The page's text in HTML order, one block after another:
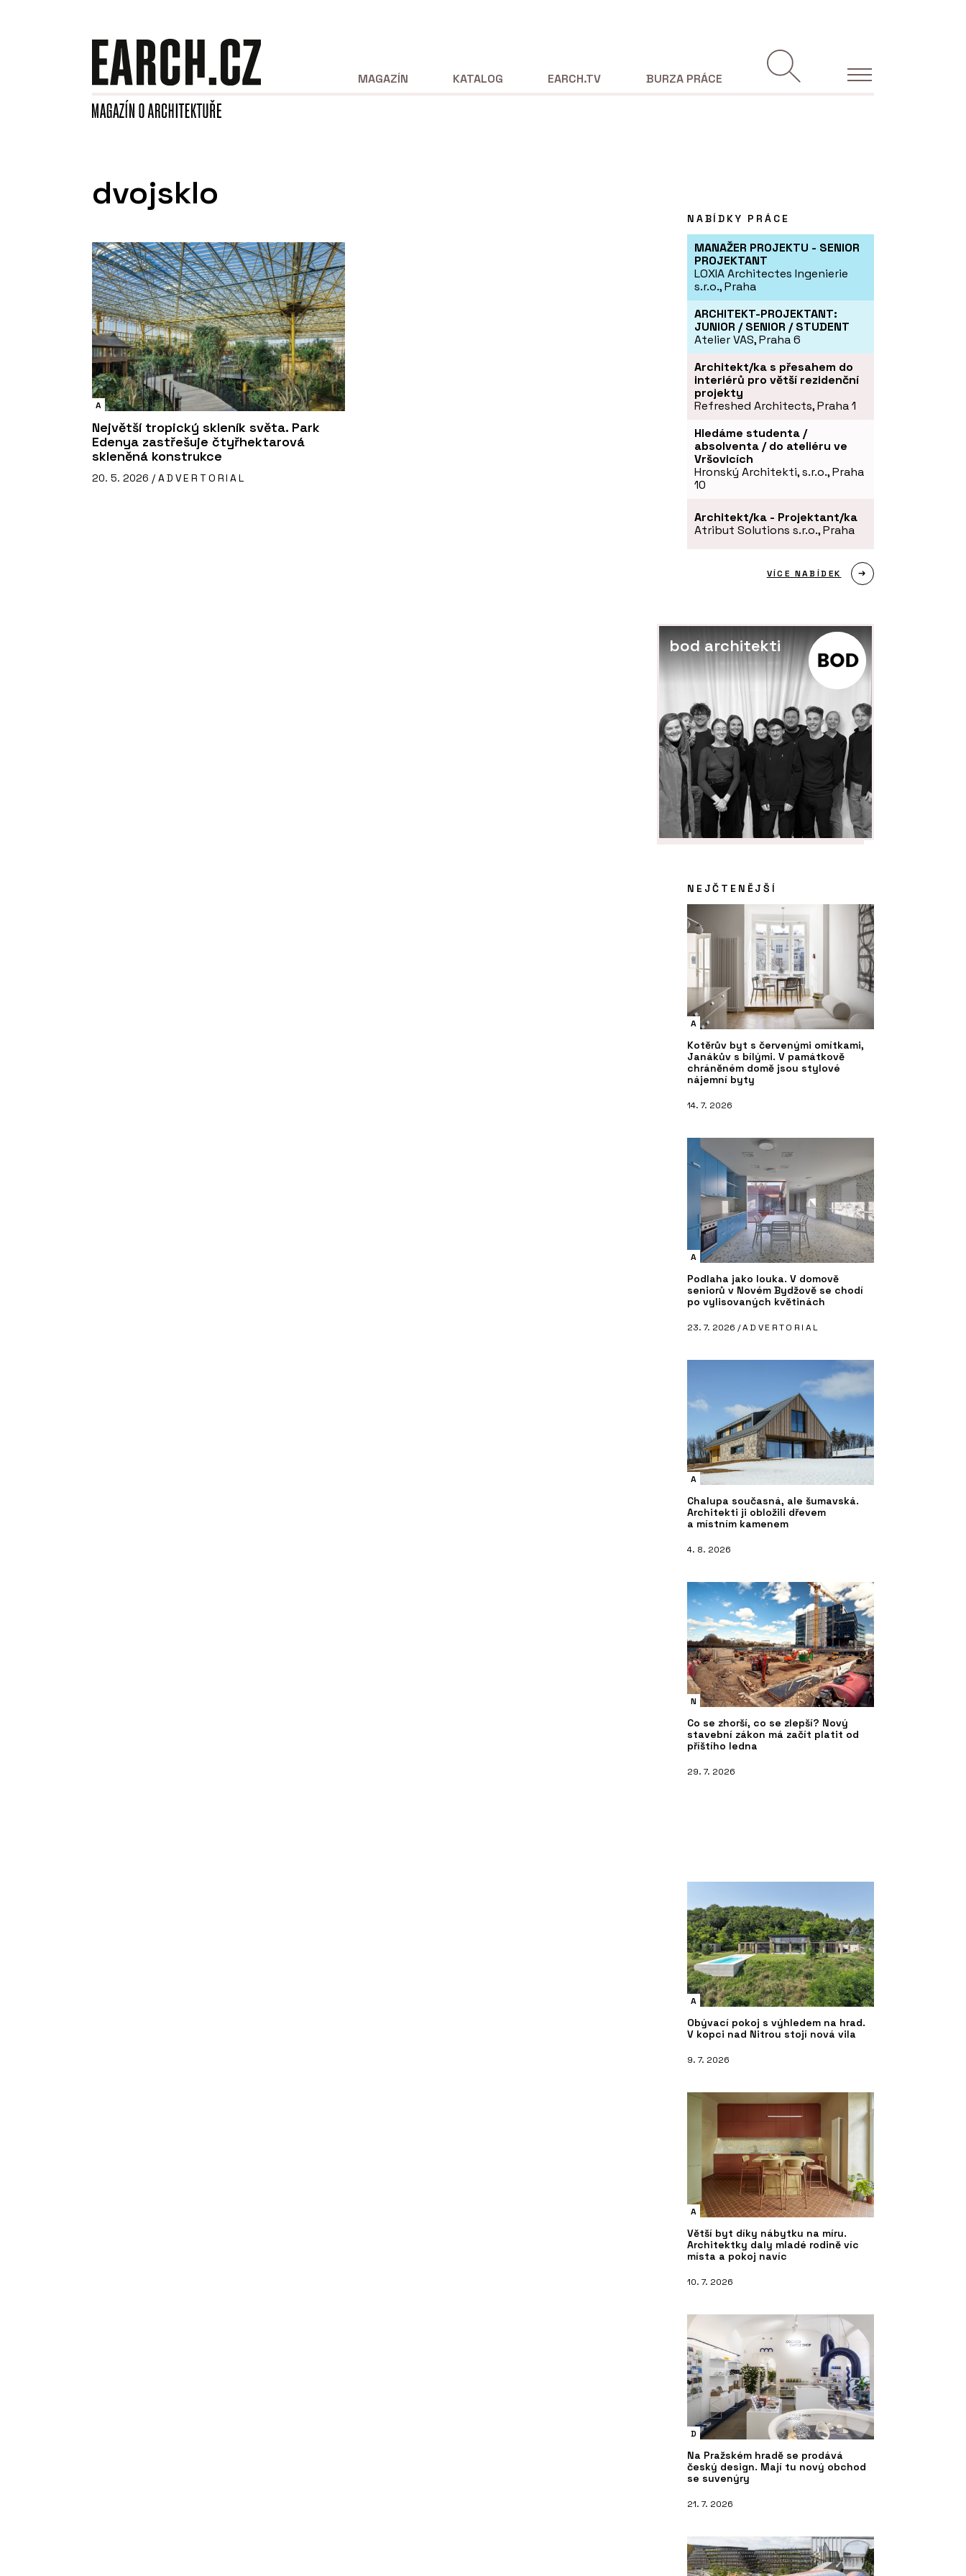
MAGAZÍN KATALOG EARCH.TV BURZA PRÁCE
dvojsklo
A
Největší tropický skleník světa. Park
Edenya zastřešuje čtyřhektarová
skleněná konstrukce
20. 5. 2026 / ADVERTORIAL
NABÍDKY PRÁCE
MANAŽER PROJEKTU - SENIOR
PROJEKTANT
LOXIA Architectes Ingenierie
s.r.o., Praha
ARCHITEKT-PROJEKTANT:
JUNIOR / SENIOR / STUDENT
Atelier VAS, Praha 6
Architekt/ka s přesahem do
interiérů pro větší rezidenční
projekty
Refreshed Architects, Praha 1
Hledáme studenta /
absolventa / do ateliéru ve
Vršovicích
Hronský Architekti, s.r.o., Praha
10
Architekt/ka - Projektant/ka
Atribut Solutions s.r.o., Praha
VÍCE NABÍDEK
bod architekti
NEJČTENĚJŠÍ
A
Kotěrův byt s červenými omítkami,
Janákův s bílými. V památkově
chráněném domě jsou stylové
nájemní byty
14. 7. 2026
A
Podlaha jako louka. V domově
seniorů v Novém Bydžově se chodí
po vylisovaných květinách
23. 7. 2026 /ADVERTORIAL
A
Chalupa současná, ale šumavská.
Architekti ji obložili dřevem
a místním kamenem
4. 8. 2026
N
Co se zhorší, co se zlepší? Nový
stavební zákon má začít platit od
příštího ledna
29. 7. 2026
A
Obývací pokoj s výhledem na hrad.
V kopci nad Nitrou stojí nová vila
9. 7. 2026
A
Větší byt díky nábytku na míru.
Architektky daly mladé rodině víc
místa a pokoj navíc
10. 7. 2026
D
Na Pražském hradě se prodává
český design. Mají tu nový obchod
se suvenýry
21. 7. 2026